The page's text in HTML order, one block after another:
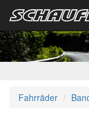
Fahrräder